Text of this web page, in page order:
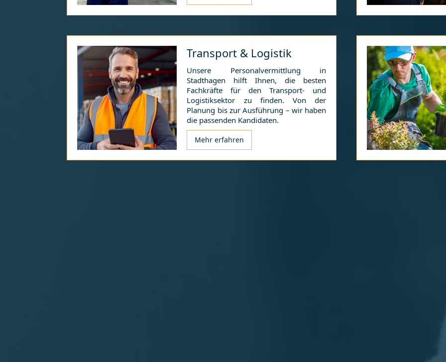
Transport & Logistik
Unsere Personalvermittlung in
Stadthagen hilft Ihnen, die besten
Fachkräfte für den Transport- und
Logistiksektor zu finden. Von der
Planung bis zur Ausführung – wir haben
die passenden Kandidaten.
Mehr erfahren